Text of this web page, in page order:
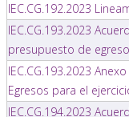
IEC.CG.192.2023
IEC.CG.193.2023
presupuesto de
IEC.CG.193.2023
Egresos para el
IEC.CG.194.2023